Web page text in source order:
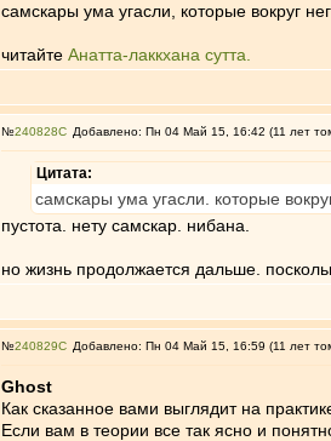
самскары ума угасли, которые вокруг
читайте Анатта-лаккхана сутта.
№240828 Добавлено: Пн 04 Май 15, 16:42 (11 лет
Цитата:
самскары ума угасли. которые
пустота. нету самскар. нибана.
но жизнь продолжается дальше.
№240829 Добавлено: Пн 04 Май 15, 16:59 (11 лет
Ghost
Как сказанное вами выглядит на
Если вам в теории все так ясно и